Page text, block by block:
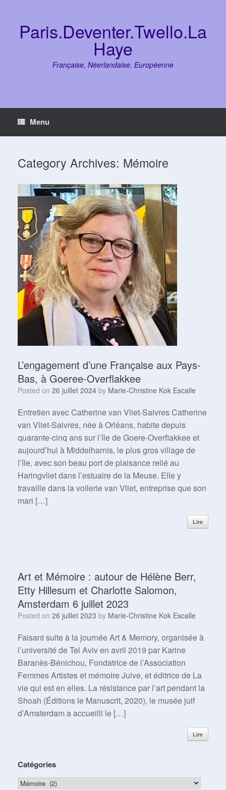
contentParis.Deventer.Twello.La
Haye
Française, Néerlandaise, Européenne
Menu
Category Archives: Mémoire
L’engagement d’une Française aux Pays-
Bas, à Goeree-Overflakkee
Posted on 26 juillet 2024 by Marie-Christine Kok Escalle
Entretien avec Catherine van Vliet-Saivres Catherine
van Vliet-Saivres, née à Orléans, habite depuis
quarante-cinq ans sur l’île de Goere-Overflakkee et
aujourd’hui à Middelharnis, le plus gros village de
l’île, avec son beau port de plaisance relié au
Haringvliet dans l’estuaire de la Meuse. Elle y
travaille dans la voilerie van Vliet, entreprise que son
mari […]
Lire
Art et Mémoire : autour de Hélène Berr,
Etty Hillesum et Charlotte Salomon,
Amsterdam 6 juillet 2023
Posted on 26 juillet 2023 by Marie-Christine Kok Escalle
Faisant suite à la journée Art & Memory, organisée à
l’université de Tel Aviv en avril 2019 par Karine
Baranès-Bénichou, Fondatrice de l’Association
Femmes Artistes et mémoire Juive, et éditrice de La
vie qui est en elles. La résistance par l’art pendant la
Shoah (Éditions le Manuscrit, 2020), le musée juif
d’Amsterdam a accueilli le […]
Lire
Catégories
Catégories